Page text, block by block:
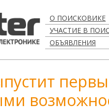
О ПОИСКОВИКЕ
УЧАСТИЕ В
ОБЪЯВЛЕНИЯ